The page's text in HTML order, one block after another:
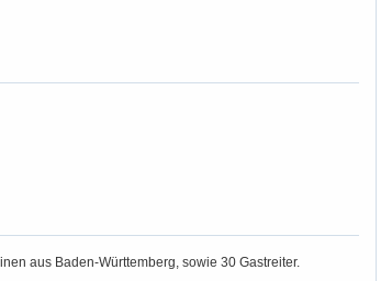
aus Baden-Württemberg, sowie 30 Gastreiter.